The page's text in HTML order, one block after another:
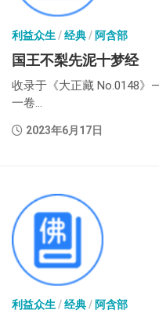
利益众生 /经典/ 阿含部
国王不梨先泥十梦经
收录于《大正藏 No.0148》
一卷...
2023年6月17日
利益众生 /经典/ 阿含部